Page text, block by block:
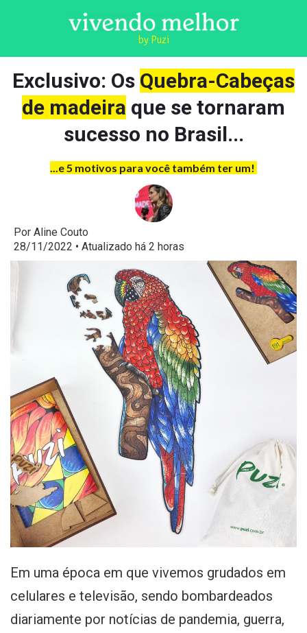
by Puzi
Exclusivo: Os Quebra-Cabeças
de madeira que se tornaram
sucesso no Brasil...
...e 5 motivos para você também ter um!
Por Aline Couto
28/11/2022 • Atualizado há 2 horas
Em uma época em que vivemos grudados em
celulares e televisão, sendo bombardeados
diariamente por notícias de pandemia, guerra,